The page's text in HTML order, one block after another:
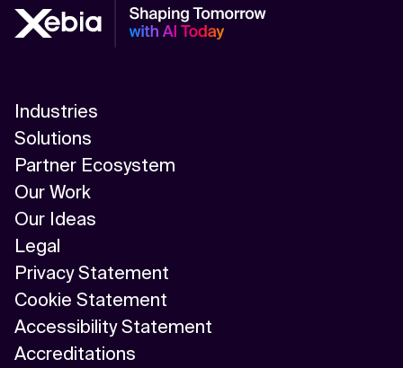
Industries
Solutions
Partner Ecosystem
Our Work
Our Ideas
Legal
Privacy Statement
Cookie Statement
Accessibility Statement
Accreditations